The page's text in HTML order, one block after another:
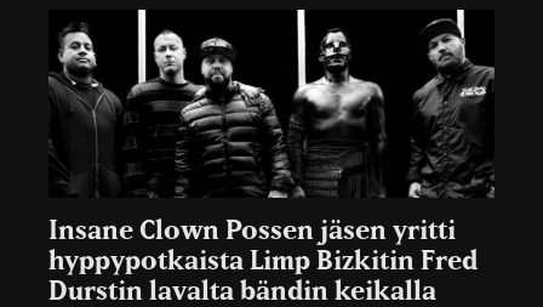
Insane Clown Possen jäsen yritti
hyppypotkaista Limp Bizkitin Fred
Durstin lavalta bändin keikalla